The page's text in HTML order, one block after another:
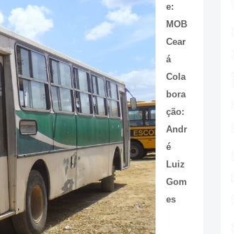
e:
MOB
Cear
á
Cola
bora
ção:
Andr
é
Luiz
Gom
es